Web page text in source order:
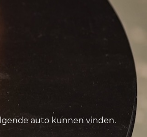
auto kunnen vinden.